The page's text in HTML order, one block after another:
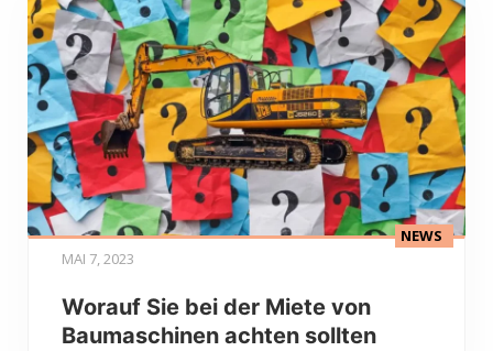
MAI 7, 2023
NEWS
Worauf Sie bei der Miete von
Baumaschinen achten sollten